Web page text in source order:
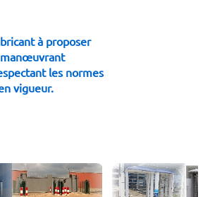
à proposer
les normes
vigueur.